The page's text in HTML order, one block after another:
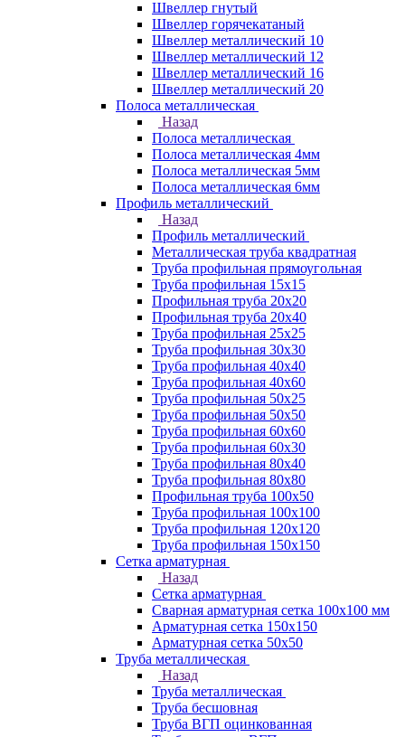
Швеллер гнутый
Швеллер горячекатаный
Швеллер металлический 10
Швеллер металлический 12
Швеллер металлический 16
Швеллер металлический 20
Полоса металлическая
Назад
Полоса металлическая
Полоса металлическая 4мм
Полоса металлическая 5мм
Полоса металлическая 6мм
Профиль металлический
Назад
Профиль металлический
Металлическая труба квадратная
Труба профильная прямоугольная
Труба профильная 15х15
Профильная труба 20х20
Профильная труба 20х40
Труба профильная 25х25
Труба профильная 30x30
Труба профильная 40х40
Труба профильная 40х60
Труба профильная 50х25
Труба профильная 50х50
Труба профильная 60x60
Труба профильная 60х30
Труба профильная 80х40
Труба профильная 80х80
Профильная труба 100х50
Труба профильная 100х100
Труба профильная 120х120
Труба профильная 150х150
Сетка арматурная
Назад
Сетка арматурная
Сварная арматурная сетка 100х100 мм
Арматурная сетка 150х150
Арматурная сетка 50х50
Труба металлическая
Назад
Труба металлическая
Труба бесшовная
Труба ВГП оцинкованная